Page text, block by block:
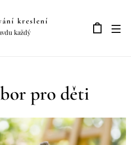
kreslení
každý
pro děti